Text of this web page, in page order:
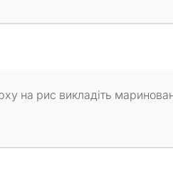
на рис викладіть